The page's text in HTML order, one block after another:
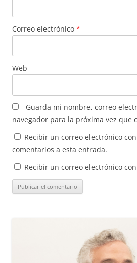
Correo electrónico *
Web
Guarda mi nombre, correo
navegador para la próxima vez que
Recibir un correo electrónico
comentarios a esta entrada.
Recibir un correo electrónico